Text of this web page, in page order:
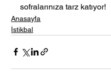
sofralarınıza tarz katıyor!
Anasayfa
İstikbal